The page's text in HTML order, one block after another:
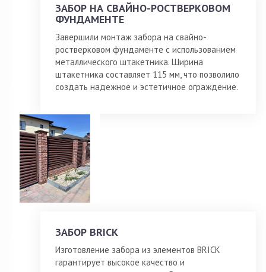
ЗАБОР НА СВАЙНО-РОСТВЕРКОВОМ
ФУНДАМЕНТЕ
Завершили монтаж забора на свайно-
ростверковом фундаменте с использованием
металлического штакетника. Ширина
штакетника составляет 115 мм, что позволило
создать надежное и эстетичное ограждение.
ЗАБОР BRICK
Изготовление забора из элементов BRICK
гарантирует высокое качество и